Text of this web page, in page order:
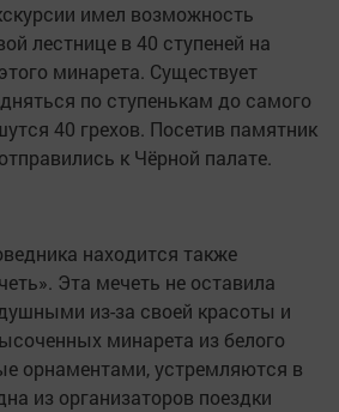
имел возможность
лестнице в 40 ступеней на
минарета. Существует
по ступенькам до самого
40 грехов. Посетив памятник
к Чёрной палате.
находится также
Эта мечеть не оставила
из-за своей красоты и
минарета из белого
орнаментами, устремляются в
из организаторов поездки